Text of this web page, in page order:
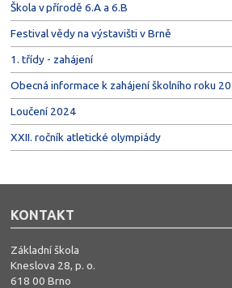
Škola v přírodě 6.A a 6.B
Festival vědy na výstavišti v Brně
1. třídy - zahájení
Obecná informace k zahájení školního roku
Loučení 2024
XXII. ročník atletické olympiády
KONTAKT
Základní škola
Kneslova 28, p. o.
618 00 Brno